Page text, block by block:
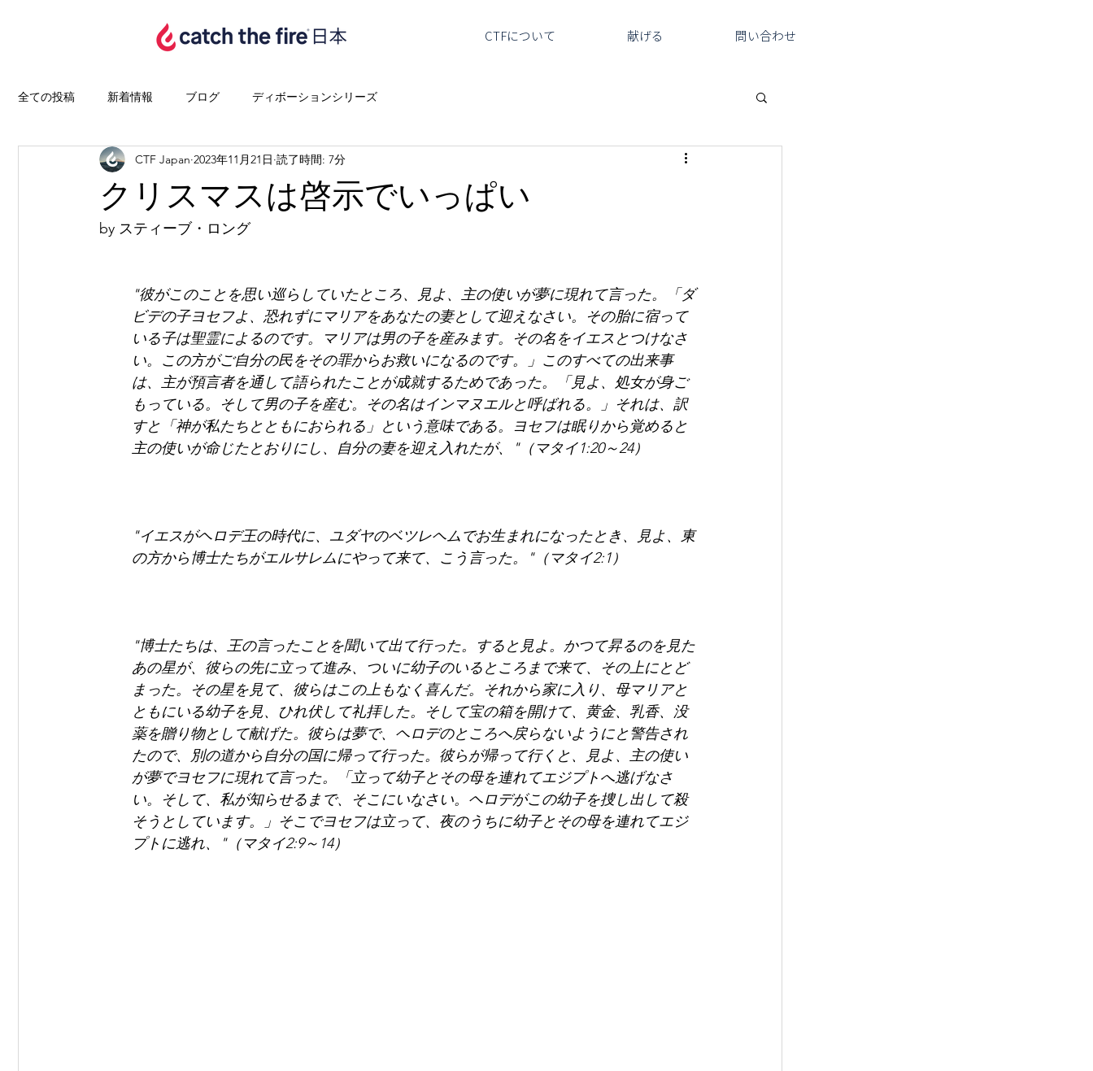
CTFについて 献げる 問い合わせ
全ての投稿 新着情報 ブログ ディボーションシリーズ
クリスマスは啓示でいっぱい
CTF Japan 2023年11月21日 読了時間: 7分
by スティーブ・ロング
"彼がこのことを思い巡らしていたところ、見よ、主の使いが夢に現れて言った。「ダ
ビデの子ヨセフよ、恐れずにマリアをあなたの妻として迎えなさい。その胎に宿って
いる子は聖霊によるのです。マリアは男の子を産みます。その名をイエスとつけなさ
い。この方がご自分の民をその罪からお救いになるのです。」このすべての出来事
は、主が預言者を通して語られたことが成就するためであった。「見よ、処女が身ご
もっている。そして男の子を産む。その名はインマヌエルと呼ばれる。」それは、訳
すと「神が私たちとともにおられる」という意味である。ヨセフは眠りから覚めると
主の使いが命じたとおりにし、自分の妻を迎え入れたが、"（マタイ1:20～24）
"イエスがヘロデ王の時代に、ユダヤのベツレヘムでお生まれになったとき、見よ、東
の方から博士たちがエルサレムにやって来て、こう言った。"（マタイ2:1）
"博士たちは、王の言ったことを聞いて出て行った。すると見よ。かつて昇るのを見た
あの星が、彼らの先に立って進み、ついに幼子のいるところまで来て、その上にとど
まった。その星を見て、彼らはこの上もなく喜んだ。それから家に入り、母マリアと
ともにいる幼子を見、ひれ伏して礼拝した。そして宝の箱を開けて、黄金、乳香、没
薬を贈り物として献げた。彼らは夢で、ヘロデのところへ戻らないようにと警告され
たので、別の道から自分の国に帰って行った。彼らが帰って行くと、見よ、主の使い
が夢でヨセフに現れて言った。「立って幼子とその母を連れてエジプトへ逃げなさ
い。そして、私が知らせるまで、そこにいなさい。ヘロデがこの幼子を捜し出して殺
そうとしています。」そこでヨセフは立って、夜のうちに幼子とその母を連れてエジ
プトに逃れ、"（マタイ2:9～14）